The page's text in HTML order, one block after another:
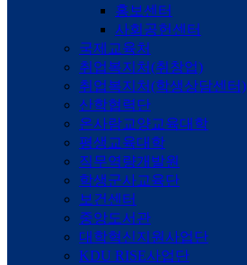
홍보센터
사회공헌센터
국제교육처
취업복지처(취창업)
취업복지처(학생상담센터)
산학협력단
온사람교양교육대학
평생교육대학
직무역량개발원
학생군사교육단
보건센터
중앙도서관
대학혁신지원사업단
KDU RISE사업단